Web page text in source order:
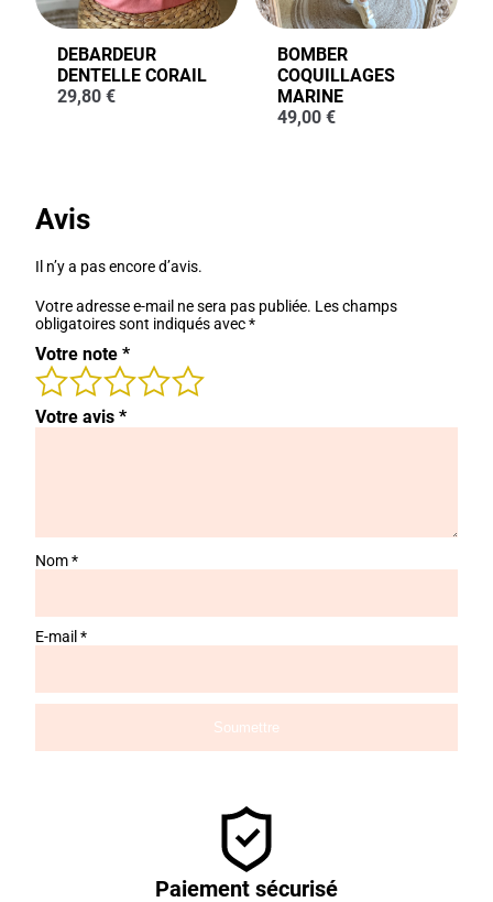
DEBARDEUR
DENTELLE CORAIL
29,80 €
BOMBER
COQUILLAGES
MARINE
49,00 €
Avis
Il n’y a pas encore d’avis.
Votre adresse e-mail ne sera pas publiée. Les champs
obligatoires sont indiqués avec*
Votre note *
Votre avis *
Nom*
E-mail *
Paiement sécurisé